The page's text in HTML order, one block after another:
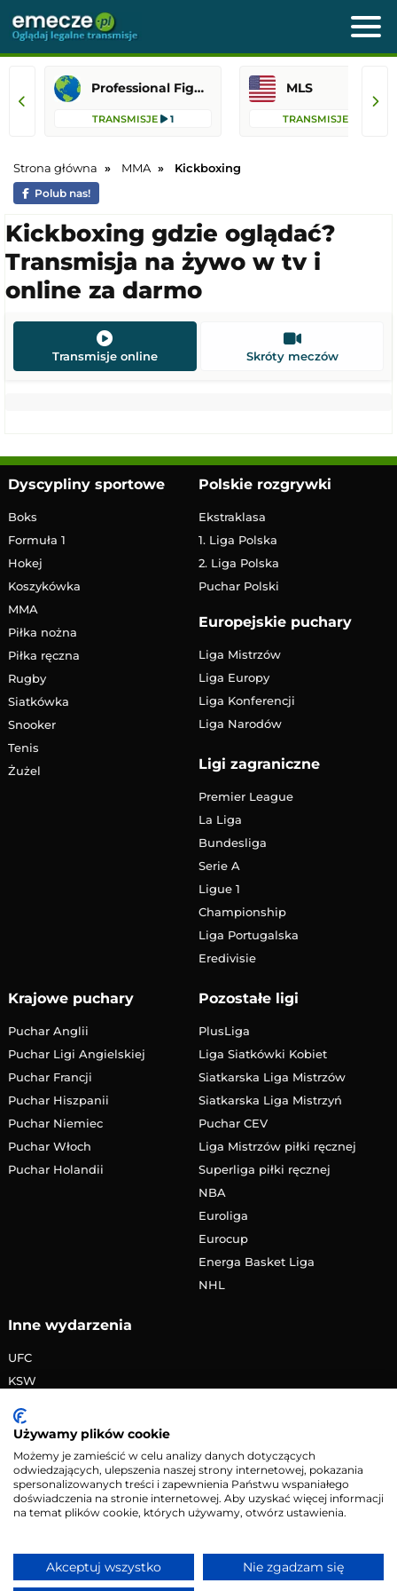
Professional Fighters League
TRANSMISJE 1
MLS
TRANSMISJE
Strona główna MMA Kickboxing
Polub nas!
Kickboxing gdzie oglądać?
Transmisja na żywo w tv i
online za darmo
Transmisje online Skróty meczów
Dyscypliny sportowe
Boks
Formuła 1
Hokej
Koszykówka
MMA
Piłka nożna
Piłka ręczna
Rugby
Siatkówka
Snooker
Tenis
Żużel
Polskie rozgrywki
Ekstraklasa
1. Liga Polska
2. Liga Polska
Puchar Polski
Europejskie puchary
Liga Mistrzów
Liga Europy
Liga Konferencji
Liga Narodów
Ligi zagraniczne
Premier League
La Liga
Bundesliga
Serie A
Ligue 1
Championship
Liga Portugalska
Eredivisie
Krajowe puchary
Puchar Anglii
Puchar Ligi Angielskiej
Puchar Francji
Puchar Hiszpanii
Puchar Niemiec
Puchar Włoch
Puchar Holandii
Pozostałe ligi
PlusLiga
Liga Siatkówki Kobiet
Siatkarska Liga Mistrzów
Siatkarska Liga Mistrzyń
Puchar CEV
Liga Mistrzów piłki ręcznej
Superliga piłki ręcznej
NBA
Euroliga
Eurocup
Energa Basket Liga
NHL
Inne wydarzenia
UFC
KSW
PRIME MMA
Żużlowa Ekstraliga
Speedway Grand Prix
Skoki narciarskie
Kontakt•Reklama• Polityka prywatności
Używamy plików cookie
Możemy je zamieścić w celu analizy danych dotyczących
odwiedzających, ulepszenia naszej strony internetowej, pokazania
spersonalizowanych treści i zapewnienia Państwu wspaniałego
doświadczenia na stronie internetowej. Aby uzyskać więcej informacji
na temat plików cookie, których używamy, otwórz ustawienia.
Akceptuj wszystko Nie zgadzam się